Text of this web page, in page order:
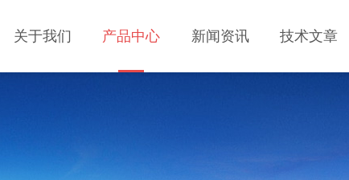
关于我们 产品中心 新闻资讯 技术文章